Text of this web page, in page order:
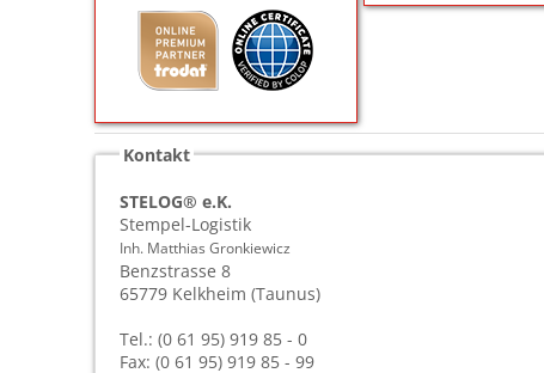
Kontakt
STELOG® e.K.
Stempel-Logistik
Inh. Matthias Gronkiewicz
Benzstrasse 8
65779 Kelkheim (Taunus)
Tel.: (0 61 95) 919 85 - 0
Fax: (0 61 95) 919 85 - 99